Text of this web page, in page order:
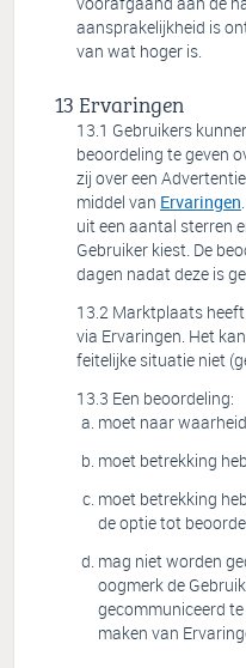
aansprakelijkheid is
van wat hoger is.
Ervaringen
Gebruikers
beoordeling te geven
zij over een
middel van Ervaringen
uit een aantal sterren
Gebruiker kiest. De
dagen nadat deze is
Marktplaats
via Ervaringen. Het
feitelijke situatie niet
Een beoordeling:
moet naar
moet betrekking
moet betrekking
de optie tot
mag niet worden
oogmerk de
gecommuniceerd
maken van